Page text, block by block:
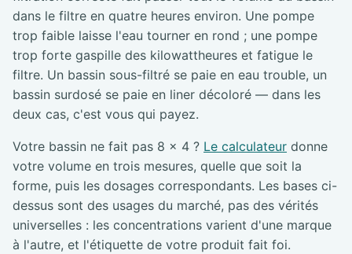
dans le filtre en quatre heures environ. Une pompe
trop faible laisse l'eau tourner en rond ; une pompe
trop forte gaspille des kilowattheures et fatigue le
filtre. Un bassin sous-filtré se paie en eau trouble, un
bassin surdosé se paie en liner décoloré — dans les
deux cas, c'est vous qui payez.
Votre bassin ne fait pas 8 × 4 ? Le calculateur donne
votre volume en trois mesures, quelle que soit la
forme, puis les dosages correspondants. Les bases ci-
dessus sont des usages du marché, pas des vérités
universelles : les concentrations varient d'une marque
à l'autre, et l'étiquette de votre produit fait foi.